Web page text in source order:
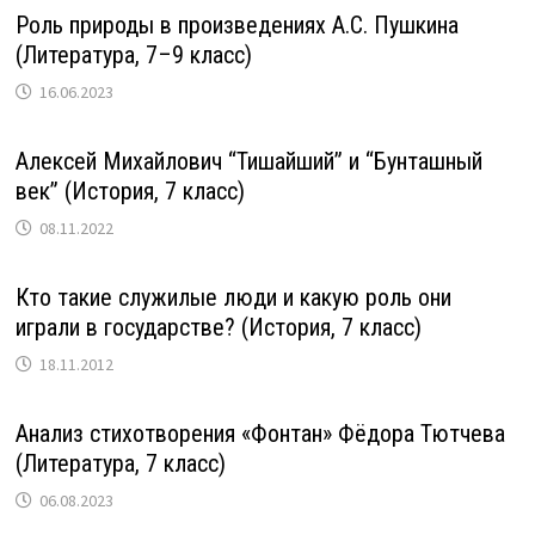
Роль природы в произведениях А.С. Пушкина
(Литература, 7–9 класс)
16.06.2023
Алексей Михайлович “Тишайший” и “Бунташный
век” (История, 7 класс)
08.11.2022
Кто такие служилые люди и какую роль они
играли в государстве? (История, 7 класс)
18.11.2012
Анализ стихотворения «Фонтан» Фёдора Тютчева
(Литература, 7 класс)
06.08.2023